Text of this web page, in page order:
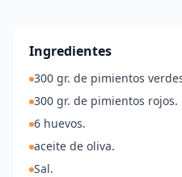
Ingredientes
300 gr. de pimientos
300 gr. de pimientos rojos.
6 huevos.
aceite de oliva.
Sal.